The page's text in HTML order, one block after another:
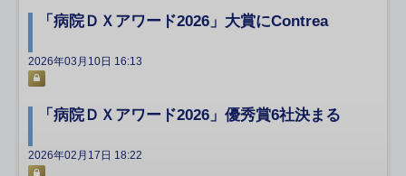
「病院ＤＸアワード2026」大賞にContrea
2026年03月10日 16:13
「病院ＤＸアワード2026」優秀賞6社決まる
2026年02月17日 18:22